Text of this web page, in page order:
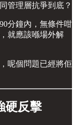
管理層抗爭到底？
分鐘內，無條件咁
就應該喺場外解
呢個問題已經將佢
硬反擊